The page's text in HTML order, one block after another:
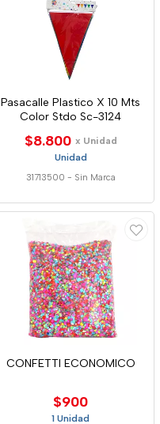
Pasacalle Plastico X 10 Mts
Color Stdo Sc-3124
$8.800 x Unidad
Unidad
31713500 - Sin Marca
CONFETTI ECONOMICO
$900
1 Unidad